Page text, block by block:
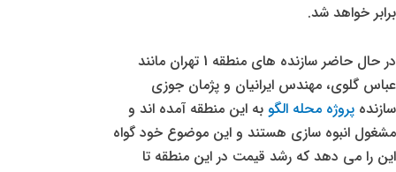
برابر خواهد شد.
در حال حاضر سازنده های منطقه 1 تهران مانند
عباس گلوی، مهندس ایرانیان و پژمان جوزی
سازنده پروژه محله الگو به این منطقه آمده اند و
مشغول انبوه سازی هستند و این موضوع خود گواه
این را می دهد که رشد قیمت در این منطقه تا